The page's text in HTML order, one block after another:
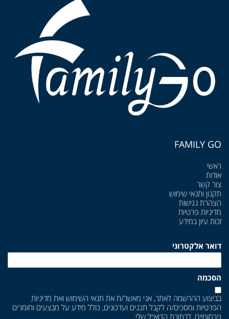
FAMILY GO
ראשי
אודות
צור קשר
תקנון ותנאי שימוש
הצהרת נגישות
מדיניות פרטיות
זכות עיון במידע
דואר אלקטרוני
הסכמה
בביצוע ההרשמה לאתר, אני מאשר/ת את תנאי השימוש ואת מדיניות
הפרטיות ומסכים/ה לקבל תכנים ועדכונים, כולל מידע על מבצעים וחומרים
פרסומיים, לכתובת הדוא״ל שלי.